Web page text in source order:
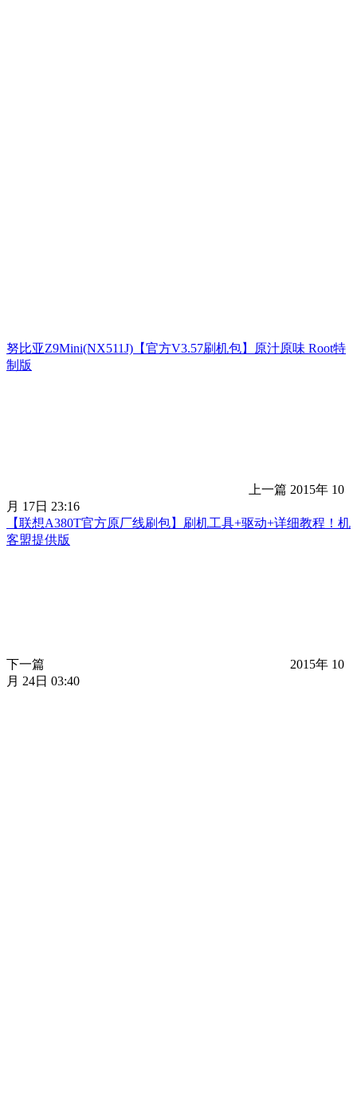
努比亚Z9Mini(NX511J)【官方V3.57刷机包】原汁原味 Root特
制版
上一篇 2015年 10
月 17日 23:16
【联想A380T官方原厂线刷包】刷机工具+驱动+详细教程！机
客盟提供版
下一篇
2015年 10
月 24日 03:40